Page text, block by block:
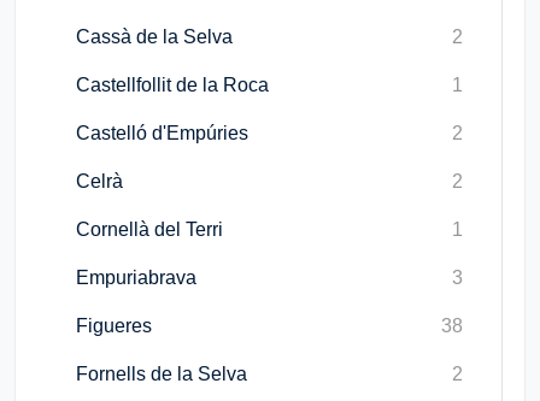
Cassà de la Selva 2
Castellfollit de la Roca 1
Castelló d'Empúries 2
Celrà 2
Cornellà del Terri 1
Empuriabrava 3
Figueres 38
Fornells de la Selva 2